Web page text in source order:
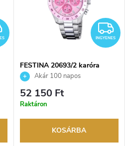
INGYENES
INGYENES
FESTINA 20693/2 karóra
Akár 100 napos
visszaküldési lehetőség. Hivatalos
márkakereskedő.
52 150 Ft
Raktáron
KOSÁRBA